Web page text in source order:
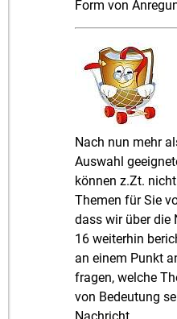
Form von
Nach nun mehr
Auswahl
können z.Zt.
Themen für Sie
dass wir über die
16 weiterhin
an einem Punkt
fragen, welche
von Bedeutung